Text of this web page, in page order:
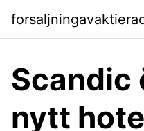
Scandic
nytt